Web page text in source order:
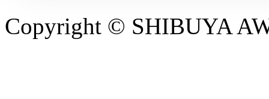
Copyright © SHIBUYA